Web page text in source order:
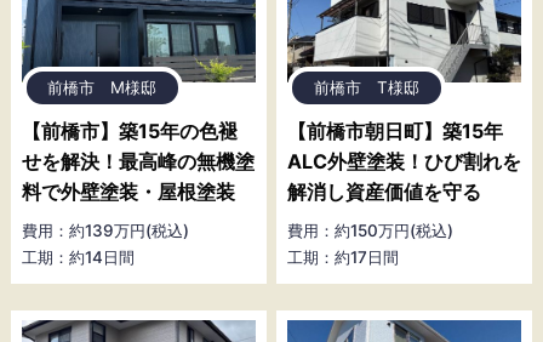
前橋市 M様邸
【前橋市】築15年の色褪
せを解決！最高峰の無機塗
料で外壁塗装・屋根塗装
費用：約139万円(税込)
工期：約14日間
前橋市 T様邸
【前橋市朝日町】築15年
ALC外壁塗装！ひび割れを
解消し資産価値を守る
費用：約150万円(税込)
工期：約17日間